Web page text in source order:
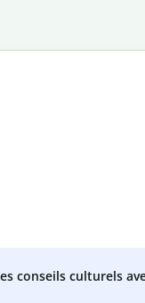
conseils culturels